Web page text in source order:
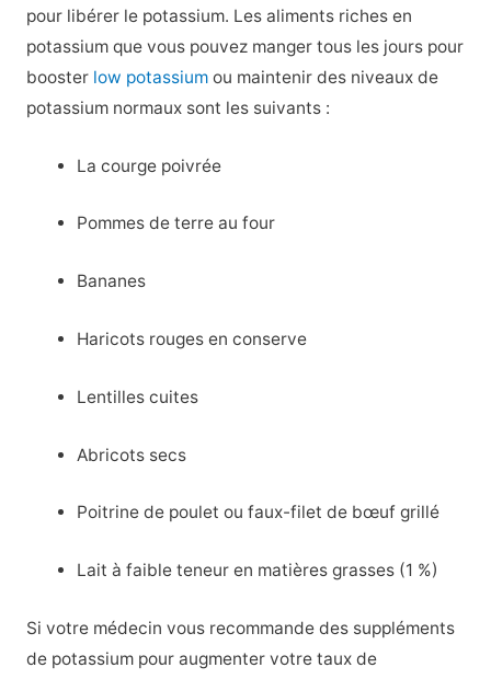
pour libérer le potassium. Les aliments riches en
potassium que vous pouvez manger tous les jours pour
booster low potassiumou maintenir des niveaux de
potassium normaux sont les suivants :
La courge poivrée
Pommes de terre au four
Bananes
Haricots rouges en conserve
Lentilles cuites
Abricots secs
Poitrine de poulet ou faux-filet de bœuf grillé
Lait à faible teneur en matières grasses (1 %)
Si votre médecin vous recommande des suppléments
de potassium pour augmenter votre taux de